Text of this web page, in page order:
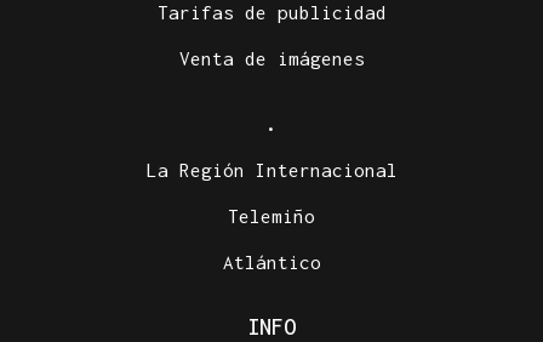
Tarifas de publicidad
Venta de imágenes
.
La Región Internacional
Telemiño
Atlántico
INFO